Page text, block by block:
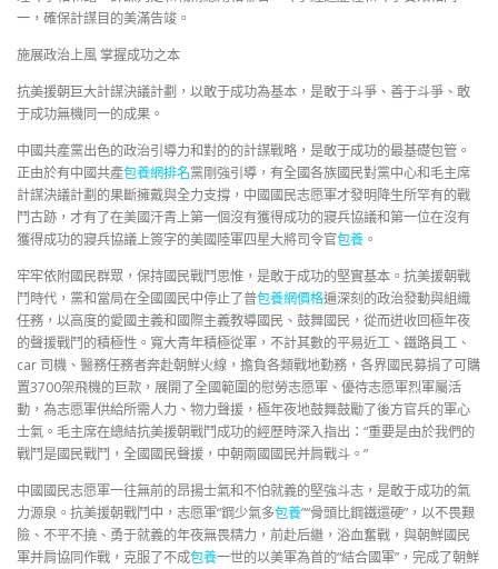
一，確保計謀目的美滿告竣。
施展政治上風 掌握成功之本
抗美援朝巨大計謀決議計劃，以敢于成功為基本，是敢于斗爭、善于斗爭、敢
于成功無機同一的成果。
中國共產黨出色的政治引導力和對的的計謀戰略，是敢于成功的最基礎包管。
正由於有中國共產包養網排名黨剛強引導，有全國各族國民對黨中心和毛主席
計謀決議計劃的果斷擁戴與全力支撐，中國國民志愿軍才發明降生所罕有的戰
鬥古跡，才有了在美國汗青上第一個沒有獲得成功的寢兵協議和第一位在沒有
獲得成功的寢兵協議上簽字的美國陸軍四星大將司令官包養 。
牢牢依附國民群眾，保持國民戰鬥思惟，是敢于成功的堅實基本。抗美援朝戰
鬥時代，黨和當局在全國國民中停止了普包養網價格遍深刻的政治發動與組織
任務，以高度的愛國主義和國際主義教導國民、鼓舞國民，從而迸收回極年夜
的聲援戰鬥的積極性。寬大青年積極從軍，不計其數的平易近工、鐵路員工、
car 司機、醫務任務者奔赴朝鮮火線，擔負各類戰地勤務，各界國民募捐了可購
置3700架飛機的巨款，展開了全國範圍的慰勞志愿軍、優待志愿軍烈軍屬活
動，為志愿軍供給所需人力、物力聲援，極年夜地鼓舞鼓勵了後方官兵的軍心
士氣。毛主席在總結抗美援朝戰鬥成功的經歷時深入指出：“重要是由於我們的
戰鬥是國民戰鬥，全國國民聲援，中朝兩國國民并肩戰斗。”
中國國民志愿軍一往無前的昂揚士氣和不怕就義的堅強斗志，是敢于成功的氣
力源泉。抗美援朝戰鬥中，志愿軍“鋼少氣多包養”“骨頭比鋼鐵還硬”，以不畏艱
險、不平不撓、勇于就義的年夜無畏精力，前赴后繼，浴血奮戰，與朝鮮國民
軍并肩協同作戰，克服了不成包養一世的以美軍為首的“結合國軍”，完成了朝鮮